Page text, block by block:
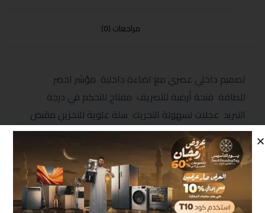
مراجعات (0)
تصميم داخلي عصري مع اضاءة داخلية مؤشر اخضر
للطاقة فتحة أرضية للتصريف مفتاح للتحكم في درجة
التبريد عجلات لسهولة التحريك سلة علوية للتخزين مقبض
يدوي مع قفل ضد عبث الأطفال فريون صديق البيئة الابعاد
(MM) 850*820*555